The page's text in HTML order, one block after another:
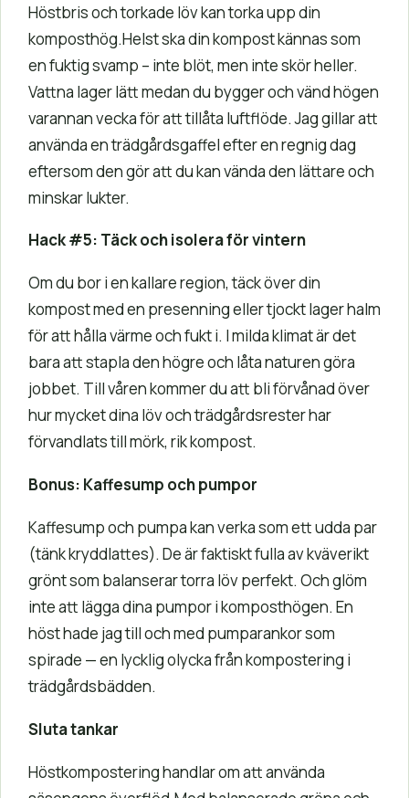
Höstbris och torkade löv kan torka upp din
komposthög.Helst ska din kompost kännas som
en fuktig svamp – inte blöt, men inte skör heller.
Vattna lager lätt medan du bygger och vänd högen
varannan vecka för att tillåta luftflöde. Jag gillar att
använda en trädgårdsgaffel efter en regnig dag
eftersom den gör att du kan vända den lättare och
minskar lukter.
Hack #5: Täck och isolera för vintern
Om du bor i en kallare region, täck över din
kompost med en presenning eller tjockt lager halm
för att hålla värme och fukt i. I milda klimat är det
bara att stapla den högre och låta naturen göra
jobbet. Till våren kommer du att bli förvånad över
hur mycket dina löv och trädgårdsrester har
förvandlats till mörk, rik kompost.
Bonus: Kaffesump och pumpor
Kaffesump och pumpa kan verka som ett udda par
(tänk kryddlattes). De är faktiskt fulla av kväverikt
grönt som balanserar torra löv perfekt. Och glöm
inte att lägga dina pumpor i komposthögen. En
höst hade jag till och med pumparankor som
spirade — en lycklig olycka från kompostering i
trädgårdsbädden.
Sluta tankar
Höstkompostering handlar om att använda